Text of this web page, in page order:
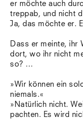
er möchte auch
treppab, und nicht
Ja, das möchte er.
Dass er meinte, ihr
dort, wo ihr nicht
so? …
»Wir können ein
niemals.«
»Natürlich nicht.
pachten. Es wird